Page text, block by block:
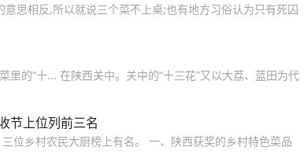
思相反,所以就说三个菜不上桌;也有地方习俗认为只有死囚
里的“十... 在陕西关中。关中的“十三花”又以大荔、蓝田为代
节上位列前三名
位乡村农民大厨榜上有名。 一、陕西获奖的乡村特色菜品